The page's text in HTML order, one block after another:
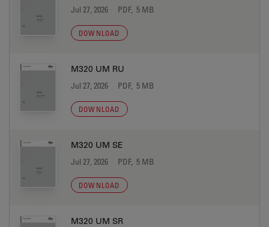
Jul 27, 2026 PDF, 5 MB
DOWNLOAD
M320 UM RU
Jul 27, 2026 PDF, 5 MB
DOWNLOAD
M320 UM SE
Jul 27, 2026 PDF, 5 MB
DOWNLOAD
M320 UM SR